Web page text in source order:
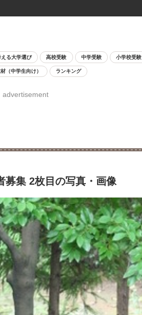
る大学選び 高校受験 中学受験 小学校受験
（中学生向け） ランキング
advertisement
募集 2枚目の写真・画像